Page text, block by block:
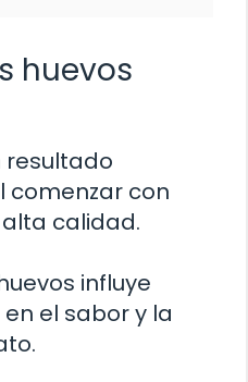
huevos
resultado
comenzar con
calidad.
influye
el sabor y la